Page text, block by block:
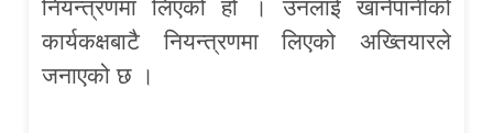
नियन्त्रणमा लिएको हो । उनलाई खानेपानीको
कार्यकक्षबाटै नियन्त्रणमा लिएको अख्तियारले
जनाएको छ ।